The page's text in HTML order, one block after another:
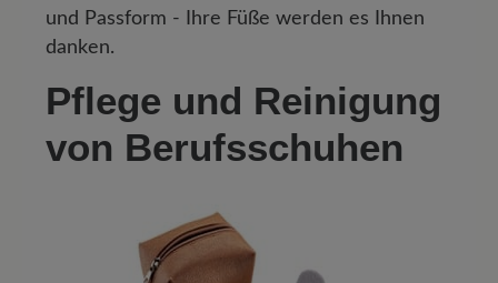
und Passform - Ihre Füße werden es Ihnen
danken.
Pflege und Reinigung
von Berufsschuhen